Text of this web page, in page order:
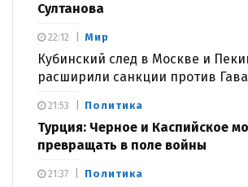
Султанова
Мир
Кубинский след в Москве и
расширили санкции против
22:12
Политика
Турция: Черное и Каспийское
превращать в поле войны
21:53
Политика
21:37